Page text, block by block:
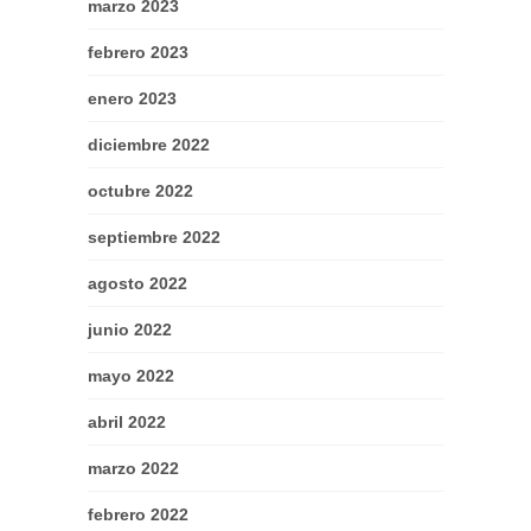
marzo 2023
febrero 2023
enero 2023
diciembre 2022
octubre 2022
septiembre 2022
agosto 2022
junio 2022
mayo 2022
abril 2022
marzo 2022
febrero 2022